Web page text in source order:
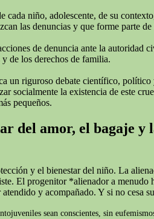
cada niño, adolescente, de su
las denuncias y que forme parte
de denuncia ante la
de los derechos de familia.
un riguroso debate científico,
socialmente la existencia de este
pequeños.
del amor, el bagaje
y el bienestar del niño. La
El progenitor *alienador a
y acompañado. Y si no cesa
sean conscientes, sin